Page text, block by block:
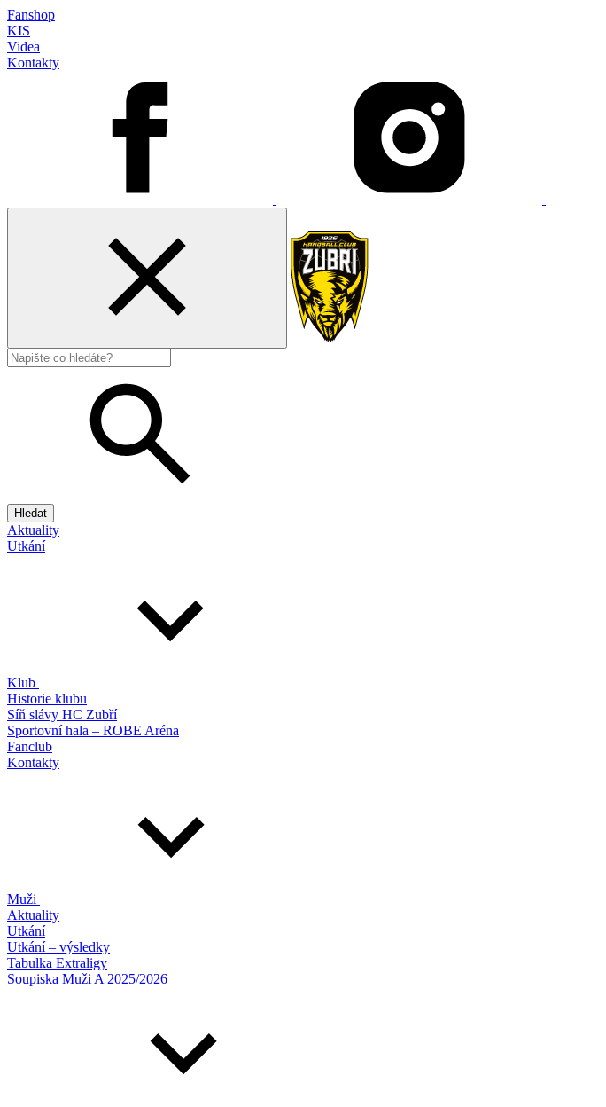
Fanshop
KIS
Videa
Kontakty
Hledat
Aktuality
Utkání
Klub
Historie klubu
Síň slávy HC Zubří
Sportovní hala – ROBE Aréna
Fanclub
Kontakty
Muži
Aktuality
Utkání
Utkání – výsledky
Tabulka Extraligy
Soupiska Muži A 2025/2026